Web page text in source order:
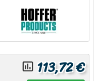
insert_chart_outlined 113,72 €